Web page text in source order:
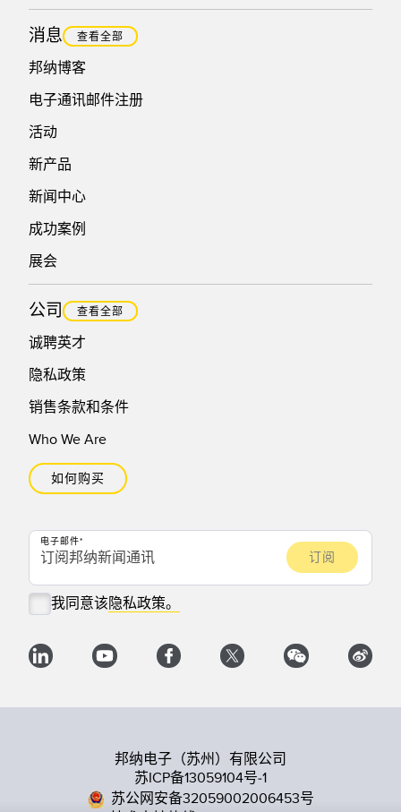
消息 查看全部
邦纳博客
电子通讯邮件注册
活动
新产品
新闻中心
成功案例
展会
公司 查看全部
诚聘英才
隐私政策
销售条款和条件
Who We Are
如何购买
电子邮件
我同意该隐私政策。
邦纳电子（苏州）有限公司
苏ICP备13059104号-1
苏公网安备32059002006453号